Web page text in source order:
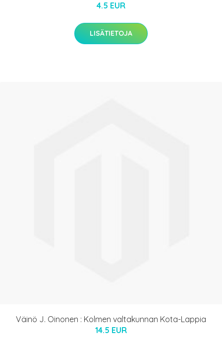
4.5 EUR
LISÄTIETOJA
Väinö J. Oinonen : Kolmen valtakunnan Kota-Lappia
14.5 EUR